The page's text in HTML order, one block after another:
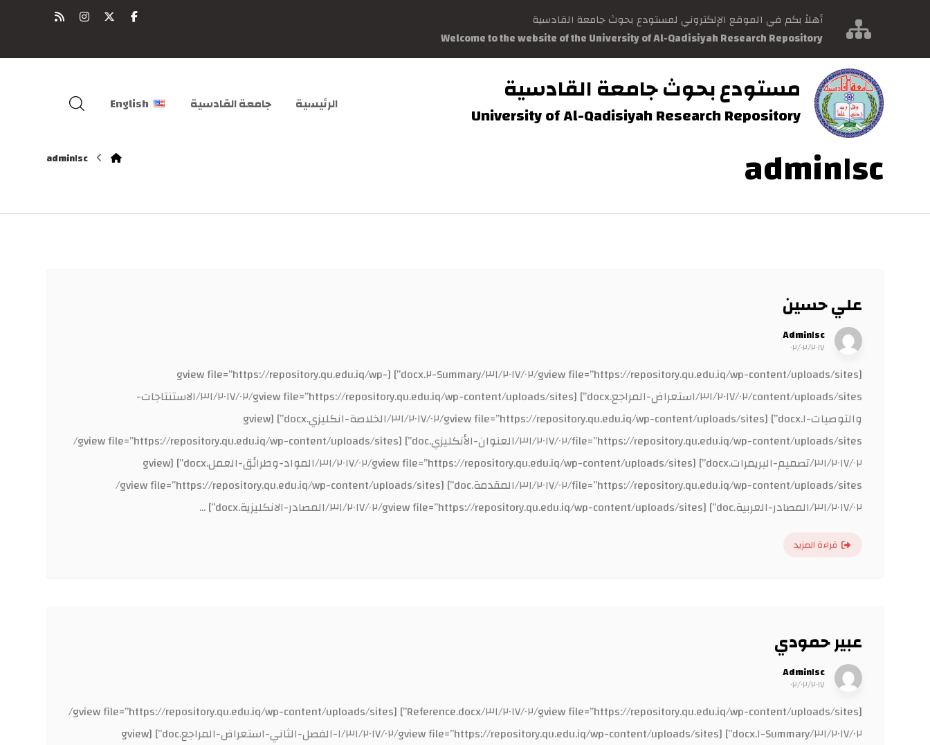
أهلاً بكم في الموقع الإلكتروني لمستودع بحوث جامعة القادسية
Welcome to the website of the University of Al-Qadisiyah Research Repository
مستودع بحوث جامعة القادسية
University of Al-Qadisiyah Research Repository الرئيسية جامعة القادسية English
admin١sc admin١sc
علي حسين
Admin١sc
٠٢/٠٢/٢٠١٧
[gview file=”https://repository.qu.edu.iq/wp-content/uploads/sites/٣١/٢٠١٧/٠٢/Summary-٢.docx”] [gview file=”https://repository.qu.edu.iq/wp-
content/uploads/sites/٣١/٢٠١٧/٠٢/استعراض-المراجع.docx”] [gview file=”https://repository.qu.edu.iq/wp-content/uploads/sites/٣١/٢٠١٧/٠٢/الاستنتاجات-
والتوصيات-١.docx”] [gview file=”https://repository.qu.edu.iq/wp-content/uploads/sites/٣١/٢٠١٧/٠٢/الخلاصة-انكليزي.docx”] [gview
file=”https://repository.qu.edu.iq/wp-content/uploads/sites/٣١/٢٠١٧/٠٢/العنوان-الأنكليزي.doc”] [gview file=”https://repository.qu.edu.iq/wp-content/uploads/sites/
٣١/٢٠١٧/٠٢/تصميم-البريمرات.docx”] [gview file=”https://repository.qu.edu.iq/wp-content/uploads/sites/٣١/٢٠١٧/٠٢/المواد-وطرائق-العمل.docx”] [gview
file=”https://repository.qu.edu.iq/wp-content/uploads/sites/٣١/٢٠١٧/٠٢/المقدمة.doc”] [gview file=”https://repository.qu.edu.iq/wp-content/uploads/sites/
٣١/٢٠١٧/٠٢/المصادر-العربية.doc”] [gview file=”https://repository.qu.edu.iq/wp-content/uploads/sites/٣١/٢٠١٧/٠٢/المصادر-الانكليزية.docx”] ...
قراءة المزيد
عبير حمودي
Admin١sc
٠٢/٠٢/٢٠١٧
[gview file=”https://repository.qu.edu.iq/wp-content/uploads/sites/٣١/٢٠١٧/٠٢/Reference.docx”] [gview file=”https://repository.qu.edu.iq/wp-content/uploads/sites/
٣١/٢٠١٧/٠٢/Summary-١.docx”] [gview file=”https://repository.qu.edu.iq/wp-content/uploads/sites/٣١/٢٠١٧/٠٢/ا-الفصل-الثاني-استعراض-المراجع.doc”] [gview